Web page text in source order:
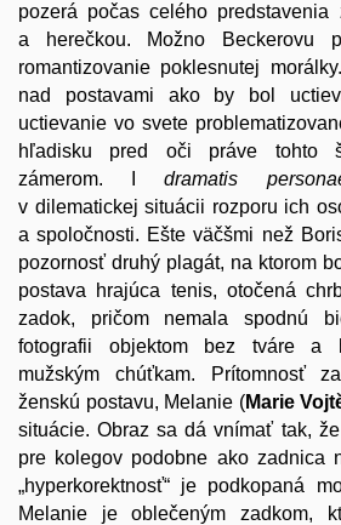
pozerá počas celého
a herečkou. Možno Beckerovu
romantizovanie poklesnutej
nad postavami ako by bol
uctievanie vo svete
hľadisku pred oči práve tohto
zámerom. Idramatis
v dilematickej situácii rozporu ich
a spoločnosti. Ešte väčšmi než
pozornosť druhý plagát, na ktorom
postava hrajúca tenis, otočená
zadok, pričom nemala spodnú
fotografii objektom bez tváre a
mužským chúťkam. Prítomnosť
ženskú postavu, Melanie (Marie
situácie. Obraz sa dá vnímať tak,
pre kolegov podobne ako zadnica
„hyperkorektnosť“ je podkopaná
Melanie je oblečeným zadkom,